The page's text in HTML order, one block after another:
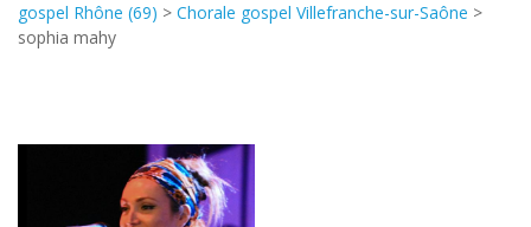
gospel Rhône (69) > Chorale gospel Villefranche-sur-Saône >
sophia mahy